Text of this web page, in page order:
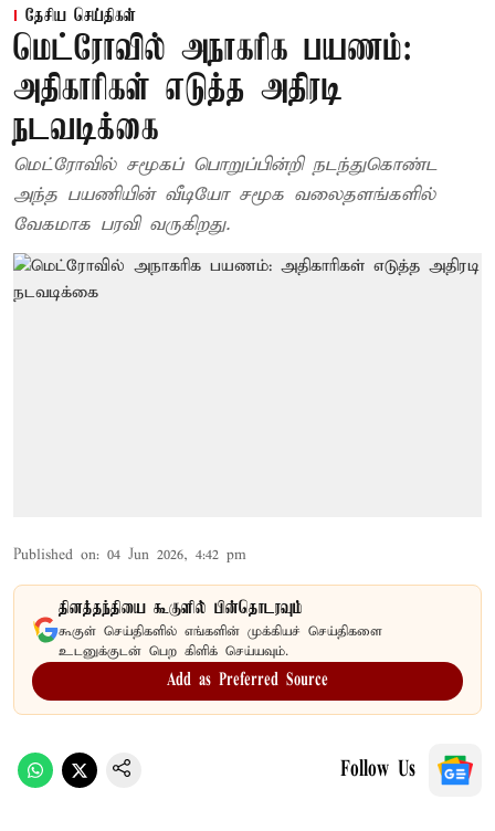
தேசிய செய்திகள்
மெட்ரோவில் அநாகரிக பயணம்:
அதிகாரிகள் எடுத்த அதிரடி
நடவடிக்கை
மெட்ரோவில் சமூகப் பொறுப்பின்றி நடந்துகொண்ட
அந்த பயணியின் வீடியோ சமூக வலைதளங்களில்
வேகமாக பரவி வருகிறது.
Published on: 04 Jun 2026, 4:42 pm
தினத்தந்தியை கூகுளில் பின்தொடரவும்
கூகுள் செய்திகளில் எங்களின் முக்கியச் செய்திகளை
உடனுக்குடன் பெற கிளிக் செய்யவும்.
Add as Preferred Source
Follow Us